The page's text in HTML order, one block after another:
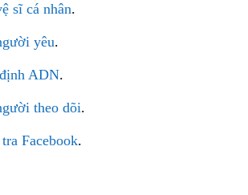
sĩ cá nhân.
yêu.
ADN.
theo dõi.
Facebook.